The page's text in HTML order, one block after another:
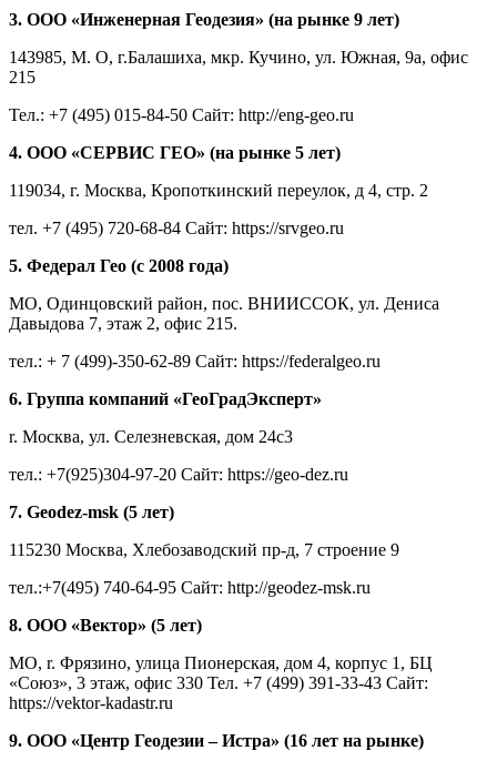
3. ООО «Инженерная Геодезия» (на рынке 9 лет)
143985, М. О, г.Балашиха, мкр. Кучино, ул. Южная, 9а, офис
215
Тел.: +7 (495) 015-84-50 Сайт: http://eng-geo.ru
4. ООО «СЕРВИС ГЕО» (на рынке 5 лет)
119034, г. Москва, Кропоткинский переулок, д 4, стр. 2
тел. +7 (495) 720-68-84 Сайт: https://srvgeo.ru
5. Федерал Гео (с 2008 года)
МО, Одинцовский район, пос. ВНИИССОК, ул. Дениса
Давыдова 7, этаж 2, офис 215.
тел.: + 7 (499)-350-62-89 Сайт: https://federalgeo.ru
6. Группа компаний «ГеоГрадЭксперт»
r. Москва, ул. Селезневская, дом 24с3
тел.: +7(925)304-97-20 Сайт: https://geo-dez.ru
7. Geodez-msk (5 лет)
115230 Москва, Хлебозаводский пр-д, 7 строение 9
тел.:+7(495) 740-64-95 Сайт: http://geodez-msk.ru
8. ООО «Вектор» (5 лет)
МО, r. Фрязино, улица Пионерская, дом 4, корпус 1, БЦ
«Союз», 3 этаж, офис 330 Тел. +7 (499) 391-33-43 Сайт:
https://vektor-kadastr.ru
9. ООО «Центр Геодезии – Истра» (16 лет на рынке)